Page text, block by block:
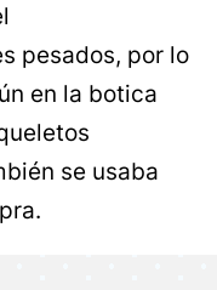
pesados, por lo
en la botica
se usaba